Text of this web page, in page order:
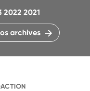
2022 2021
archives